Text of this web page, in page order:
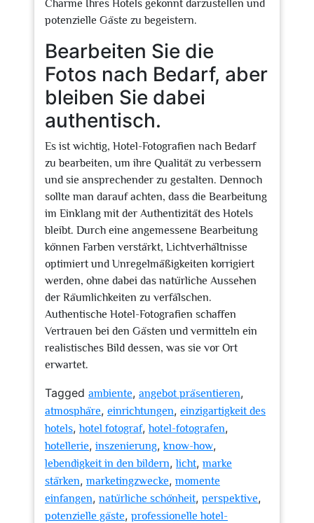
Charme Ihres Hotels gekonnt darzustellen und
potenzielle Gäste zu begeistern.
Bearbeiten Sie die
Fotos nach Bedarf, aber
bleiben Sie dabei
authentisch.
Es ist wichtig, Hotel-Fotografien nach Bedarf
zu bearbeiten, um ihre Qualität zu verbessern
und sie ansprechender zu gestalten. Dennoch
sollte man darauf achten, dass die Bearbeitung
im Einklang mit der Authentizität des Hotels
bleibt. Durch eine angemessene Bearbeitung
können Farben verstärkt, Lichtverhältnisse
optimiert und Unregelmäßigkeiten korrigiert
werden, ohne dabei das natürliche Aussehen
der Räumlichkeiten zu verfälschen.
Authentische Hotel-Fotografien schaffen
Vertrauen bei den Gästen und vermitteln ein
realistisches Bild dessen, was sie vor Ort
erwartet.
Tagged ambiente, angebot präsentieren,
atmosphäre, einrichtungen, einzigartigkeit des
hotels,hotel fotograf,hotel-fotografen,
hotellerie, inszenierung,know-how,
lebendigkeit in den bildern,licht, marke
stärken, marketingzwecke, momente
einfangen, natürliche schönheit, perspektive,
potenzielle gäste, professionelle hotel-